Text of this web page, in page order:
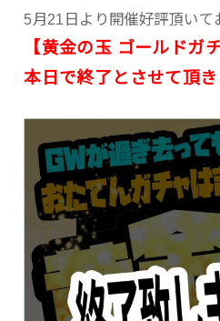
5月21日より開催好評頂いて
【黄金の玉 ゴールドガ
本日で終了とさせて頂き